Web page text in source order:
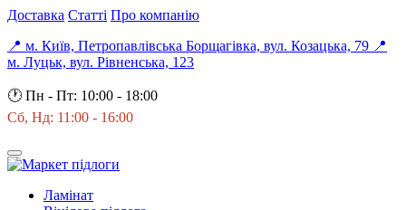
Доставка Статті Про компанію
📍 м. Київ, Петропавлівська Борщагівка, вул. Козацька, 79 📍
м. Луцьк, вул. Рівненська, 123
🕐 Пн - Пт: 10:00 - 18:00
Сб, Нд: 11:00 - 16:00
Ламінат